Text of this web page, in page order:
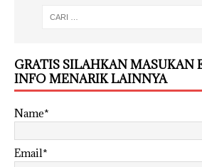
GRATIS SILAHKAN MASUKAN
INFO MENARIK LAINNYA
Name*
Email*